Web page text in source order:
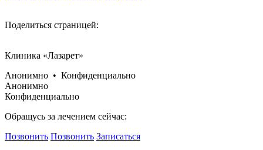
Поделиться страницей:
Клиника «Лазарет»
Анонимно • Конфиденциально
Анонимно
Конфиденциально
Обращусь за лечением сейчас:
Позвонить Позвонить Записаться